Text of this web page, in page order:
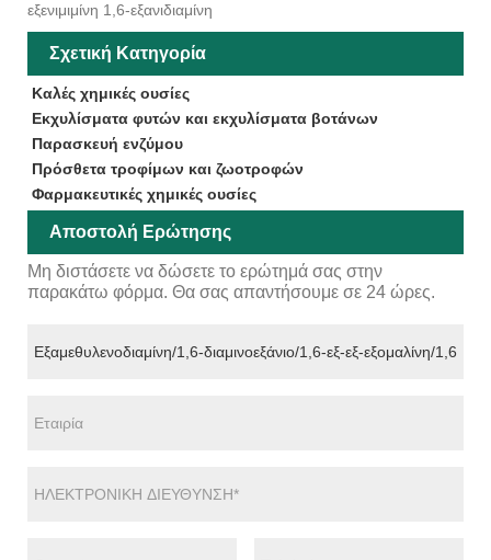
εξενιμιμίνη 1,6-εξανιδιαμίνη
Σχετική Κατηγορία
Καλές χημικές ουσίες
Εκχυλίσματα φυτών και εκχυλίσματα βοτάνων
Παρασκευή ενζύμου
Πρόσθετα τροφίμων και ζωοτροφών
Φαρμακευτικές χημικές ουσίες
Αποστολή Ερώτησης
Μη διστάσετε να δώσετε το ερώτημά σας στην
παρακάτω φόρμα. Θα σας απαντήσουμε σε 24 ώρες.